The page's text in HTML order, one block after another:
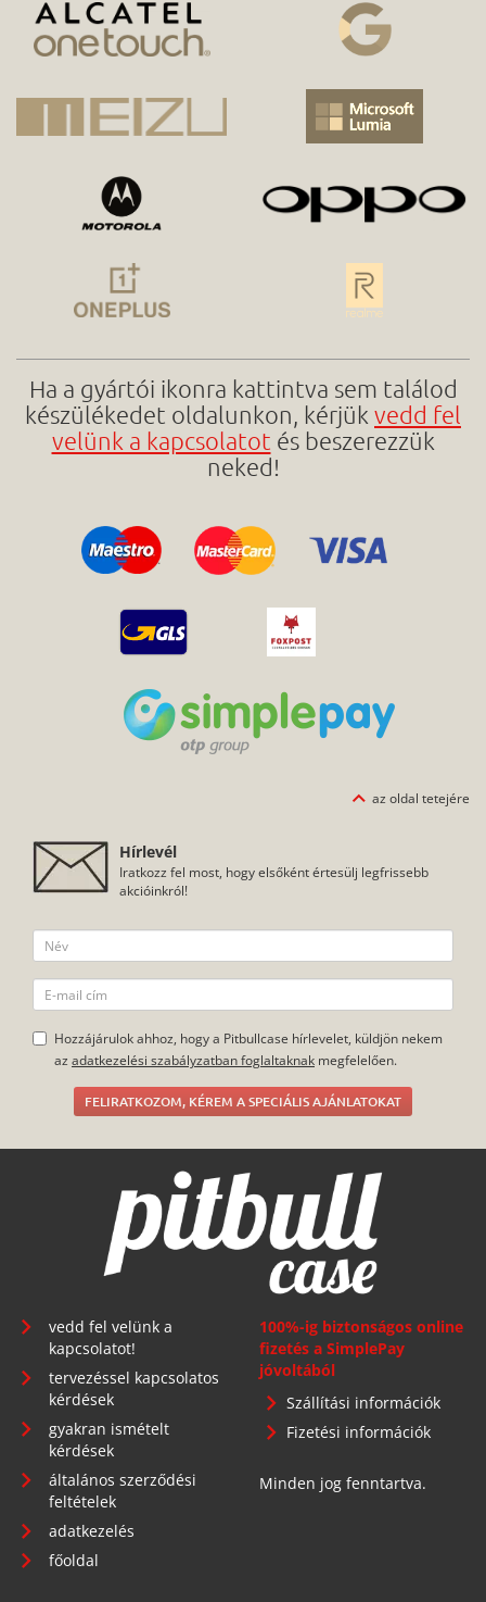
Ha a gyártói ikonra kattintva sem találod
készülékedet oldalunkon, kérjük vedd fel
velünk a kapcsolatot és beszerezzük
neked!
az oldal tetejére
Hírlevél
Iratkozz fel most, hogy elsőként értesülj legfrissebb
akcióinkról!
Hozzájárulok ahhoz, hogy a Pitbullcase hírlevelet, küldjön nekem
az adatkezelési szabályzatban foglaltaknak megfelelően.
FELIRATKOZOM, KÉREM A SPECIÁLIS AJÁNLATOKAT
vedd fel velünk a
kapcsolatot!
tervezéssel kapcsolatos
kérdések
gyakran ismételt
kérdések
általános szerződési
feltételek
adatkezelés
főoldal
100%-ig biztonságos online
fizetés a SimplePay
jóvoltából
Szállítási információk
Fizetési információk
Minden jog fenntartva.